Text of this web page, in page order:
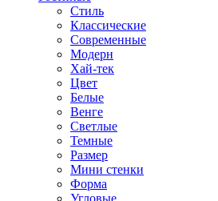
Стиль
Классические
Современные
Модерн
Хай-тек
Цвет
Белые
Венге
Светлые
Темные
Размер
Мини стенки
Форма
Угловые